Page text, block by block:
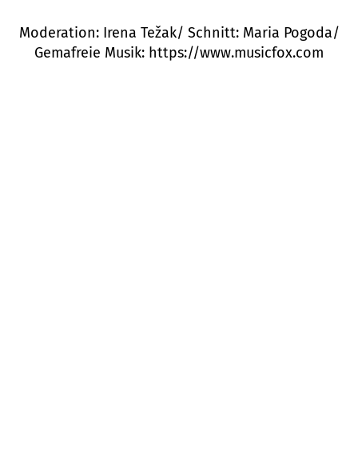
Moderation: Irena Težak/ Schnitt: Maria Pogoda/
Gemafreie Musik: https://www.musicfox.com